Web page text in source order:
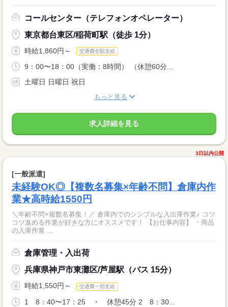
コールセンター（テレフォンオペレーター）
東京都台東区/稲荷町駅（徒歩 1分）
時給1,860円～ 交通費全額支給
9：00〜18：00（実働：8時間） （休憩60分...
土曜日 日曜日 祝日
もっと見る
求人詳細を見る
3日以内公開
[一般派遣]
未経験OK◎【複数名募集×年齢不問】倉庫内作
業★高時給1550円
＼年齢不問×複数名募集！／ 倉庫内でのシンプルな入出庫作業♪ コツ
コツ進める作業が好きな方にオススメです！ 【お仕事内容】 ・商品
の入庫作業 ...
倉庫管理・入出荷
兵庫県神戸市東灘区/芦屋駅（バス 15分）
時給1,550円～ 交通費一部支給
1 8：40〜17：25 ・ 休憩45分 2 8：30...